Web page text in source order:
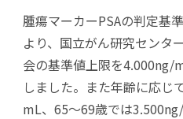
腫瘍マーカーPSAの判定基
より、国立がん研究センタ
会の基準値上限を4.000ng/
しました。また年齢に応じ
mL、65～69歳では